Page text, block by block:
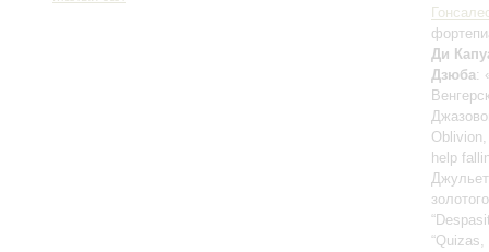
Ди
Дзюба:
help